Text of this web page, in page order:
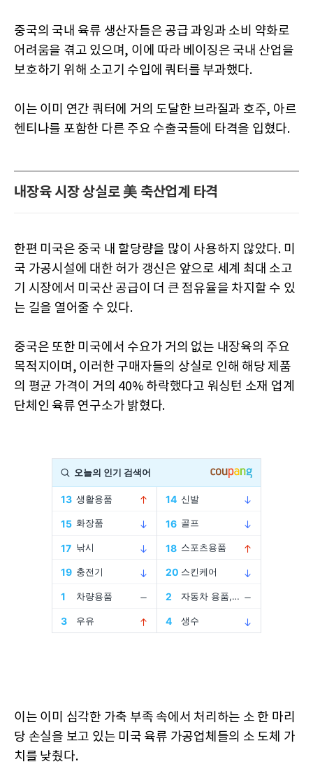
중국의 국내 육류 생산자들은 공급 과잉과 소비 약화로
어려움을 겪고 있으며, 이에 따라 베이징은 국내 산업을
보호하기 위해 소고기 수입에 쿼터를 부과했다.
이는 이미 연간 쿼터에 거의 도달한 브라질과 호주, 아르
헨티나를 포함한 다른 주요 수출국들에 타격을 입혔다.
내장육 시장 상실로 美 축산업계 타격
한편 미국은 중국 내 할당량을 많이 사용하지 않았다. 미
국 가공시설에 대한 허가 갱신은 앞으로 세계 최대 소고
기 시장에서 미국산 공급이 더 큰 점유율을 차지할 수 있
는 길을 열어줄 수 있다.
중국은 또한 미국에서 수요가 거의 없는 내장육의 주요
목적지이며, 이러한 구매자들의 상실로 인해 해당 제품
의 평균 가격이 거의 40% 하락했다고 워싱턴 소재 업계
단체인 육류 연구소가 밝혔다.
이는 이미 심각한 가축 부족 속에서 처리하는 소 한 마리
당 손실을 보고 있는 미국 육류 가공업체들의 소 도체 가
치를 낮췄다.